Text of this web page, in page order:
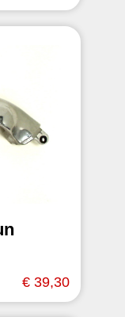
€ 39,30